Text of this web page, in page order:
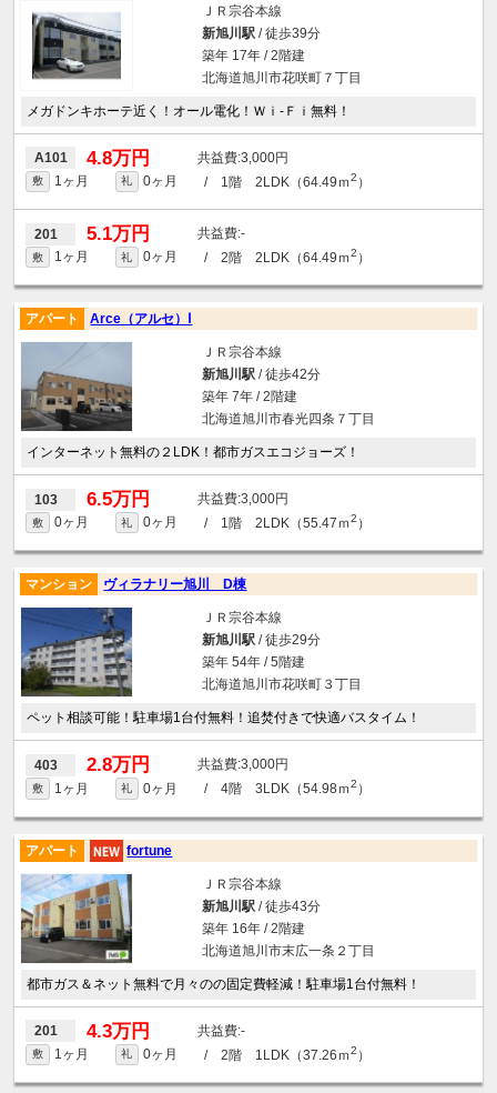
ＪＲ宗谷本線
新旭川駅/ 徒歩39分
築年 17年 / 2階建
北海道旭川市花咲町７丁目
メガドンキホーテ近く！オール電化！Ｗｉ-Ｆｉ無料！
A101 4.8万円 3,000円
敷 1ヶ月 礼 0ヶ月 / 1階 2LDK（64.49ｍ2 ）
201 5.1万円 -
敷 1ヶ月 礼 0ヶ月 / 2階 2LDK（64.49ｍ2 ）
アパート Arce（アルセ）Ⅰ
ＪＲ宗谷本線
新旭川駅/ 徒歩42分
築年 7年 / 2階建
北海道旭川市春光四条７丁目
インターネット無料の２LDK！都市ガスエコジョーズ！
103 6.5万円 3,000円
敷 0ヶ月 礼 0ヶ月 / 1階 2LDK（55.47ｍ2 ）
マンション ヴィラナリー旭川 D棟
ＪＲ宗谷本線
新旭川駅/ 徒歩29分
築年 54年 / 5階建
北海道旭川市花咲町３丁目
ペット相談可能！駐車場1台付無料！追焚付きで快適バスタイム！
403 2.8万円 3,000円
敷 1ヶ月 礼 0ヶ月 / 4階 3LDK（54.98ｍ2 ）
アパート fortune
ＪＲ宗谷本線
新旭川駅/ 徒歩43分
築年 16年 / 2階建
北海道旭川市末広一条２丁目
都市ガス＆ネット無料で月々のの固定費軽減！駐車場1台付無料！
201 4.3万円 -
敷 1ヶ月 礼 0ヶ月 / 2階 1LDK（37.26ｍ2 ）